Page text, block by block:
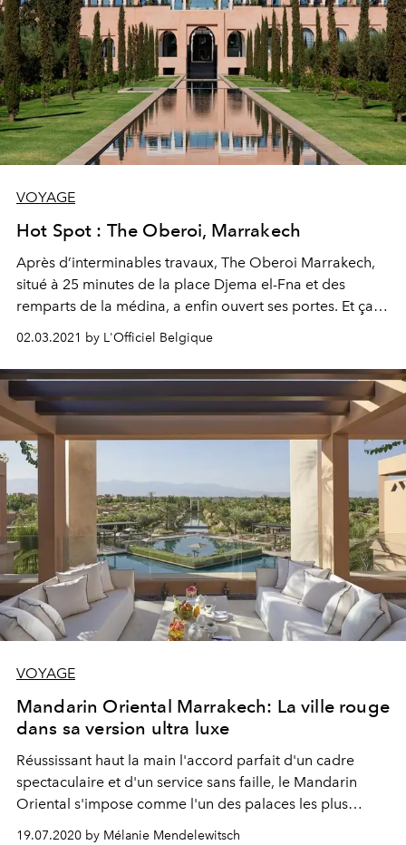
VOYAGE
Hot Spot : The Oberoi, Marrakech
Après d’interminables travaux, The Oberoi Marrakech,
situé à 25 minutes de la place Djema el-Fna et des
remparts de la médina, a enfin ouvert ses portes. Et ça
valait la peine d’attendre.
02.03.2021 by L'Officiel Belgique
VOYAGE
Mandarin Oriental Marrakech: La ville rouge
dans sa version ultra luxe
Réussissant haut la main l'accord parfait d'un cadre
spectaculaire et d'un service sans faille, le Mandarin
Oriental s'impose comme l'un des palaces les plus
exceptionnels de la ville rouge.
19.07.2020 by Mélanie Mendelewitsch